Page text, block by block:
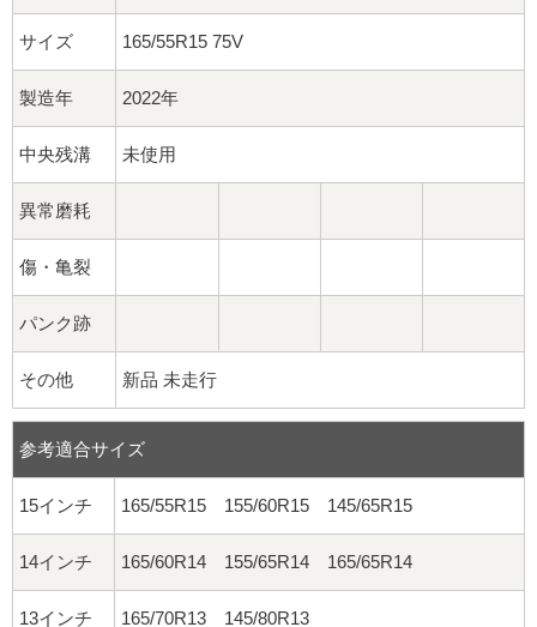
ショート袋ナット
スチール鉄ホイール
持ち込み交換工賃
サイズ 165/55R15 75V
製造年 2022年
中央残溝 未使用
異常磨耗
傷・亀裂
パンク跡
その他 新品 未走行
参考適合サイズ
15インチ 165/55R15 155/60R15 145/65R15
14インチ 165/60R14 155/65R14 165/65R14
13インチ 165/70R13 145/80R13